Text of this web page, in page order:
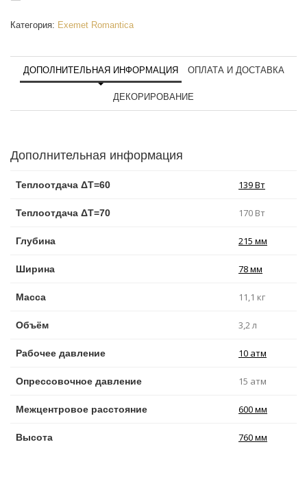
Категория: Exemet Romantica
ДОПОЛНИТЕЛЬНАЯ ИНФОРМАЦИЯ ОПЛАТА И ДОСТАВКА
ДЕКОРИРОВАНИЕ
Дополнительная информация
Теплоотдача ΔT=60 139 Вт
Теплоотдача ΔT=70 170 Вт
Глубина 215 мм
Ширина 78 мм
Масса 11,1 кг
Объём 3,2 л
Рабочее давление 10 атм
Опрессовочное давление 15 атм
Межцентровое расстояние 600 мм
Высота 760 мм